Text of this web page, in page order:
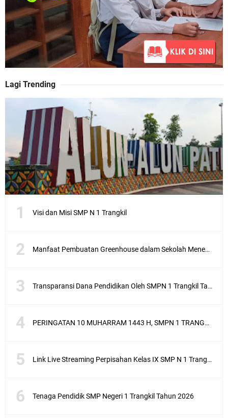
Lagi Trending
Visi dan Misi SMP N 1 Trangkil
Manfaat Pembuatan Greenhouse dalam Sekolah Menengah Pertama sebagai Penerapan Sekolah Adiwiyata
Transparansi Dana Pendidikan Oleh SMPN 1 Trangkil Tahun Anggaran 2025
PERINGATAN 10 MUHARRAM 1443 H, SMPN 1 TRANGKIL SANTUNI ANAK YATIM
Link Live Streaming Perpisahan Kelas IX SMP N 1 Trangkil 2021, Saksikan Di Sini
Tenaga Pendidik SMP Negeri 1 Trangkil Tahun 2026